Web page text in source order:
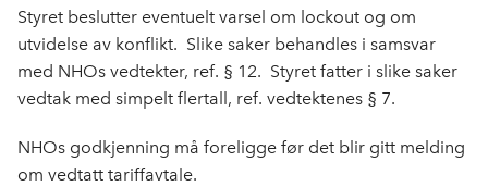
Styret beslutter eventuelt varsel om lockout og om
utvidelse av konflikt. Slike saker behandles i samsvar
med NHOs vedtekter, ref. § 12. Styret fatter i slike saker
vedtak med simpelt flertall, ref. vedtektenes § 7.
NHOs godkjenning må foreligge før det blir gitt melding
om vedtatt tariffavtale.